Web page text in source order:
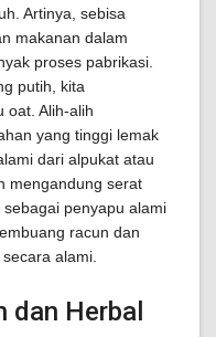
Artinya, sebisa
makanan dalam
proses pabrikasi.
putih, kita
oat. Alih-alih
yang tinggi lemak
dari alpukat atau
mengandung serat
penyapu alami
racun dan
alami.
dan Herbal